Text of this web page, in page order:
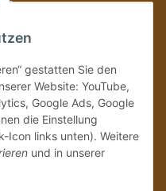
aktuellen Rum-News!
regelmäßig und
Produktsortiment per E-Mail zu.
gestatten Sie den
Website: YouTube,
Google Ads, Google
die Einstellung
Icon links unten). Weitere
und in unserer